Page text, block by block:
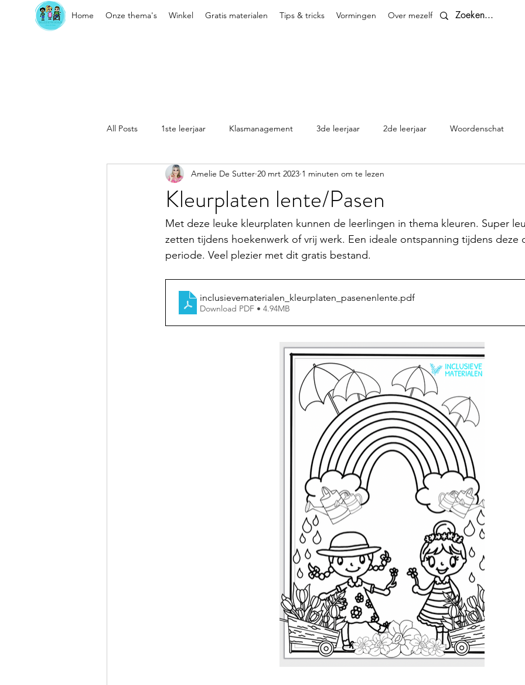
Home Onze thema's Winkel Gratis materialen Tips & tricks Vormingen Over mezelf Contact
All Posts 1ste leerjaar Klasmanagement 3de leerjaar 2de leerjaar Woordenschat
Sociaal-emotionele vaardigheden 4de leerjaar planningen
Klasorganisatie Klasthema's en kalenders
Kleurplaten lente/Pasen
Amelie De Sutter 20 mrt 2023 1 minuten om te lezen
Met deze leuke kleurplaten kunnen de leerlingen in thema kleuren. Super
zetten tijdens hoekenwerk of vrij werk. Een ideale ontspanning tijdens deze
periode. Veel plezier met dit gratis bestand.
inclusievematerialen_kleurplaten_pasenenlente.pdf
Download PDF • 4.94MB